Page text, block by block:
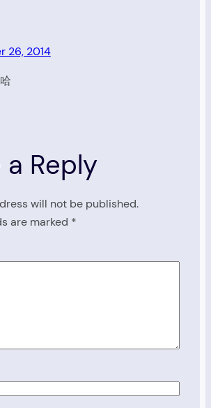
26, 2014
a Reply
will not be published.
are marked *